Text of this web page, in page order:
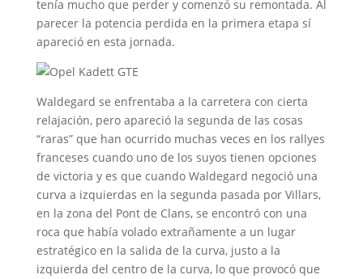
tenía mucho que perder y comenzó su remontada. Al
parecer la potencia perdida en la primera etapa sí
apareció en esta jornada.
Waldegard se enfrentaba a la carretera con cierta
relajación, pero apareció la segunda de las cosas
“raras” que han ocurrido muchas veces en los rallyes
franceses cuando uno de los suyos tienen opciones
de victoria y es que cuando Waldegard negoció una
curva a izquierdas en la segunda pasada por Villars,
en la zona del Pont de Clans, se encontró con una
roca que había volado extrañamente a un lugar
estratégico en la salida de la curva, justo a la
izquierda del centro de la curva, lo que provocó que